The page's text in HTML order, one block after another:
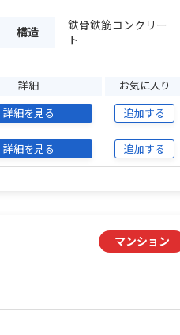
構造
鉄骨鉄筋コンクリー
ト
詳細 お気に入り
詳細を見る 追加する
詳細を見る 追加する
マンション